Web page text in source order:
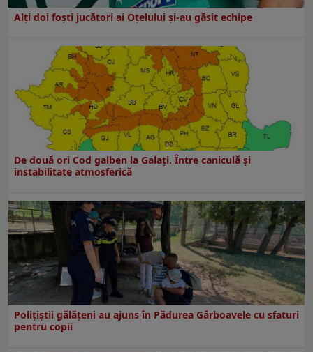
Alți doi foști jucători ai Oțelului și-au găsit echipe
De două ori Cod galben la Galaţi. Între caniculă şi
instabilitate atmosferică
Polițiștii gălățeni au ajuns în Pădurea Gârboavele cu sfaturi
pentru copii